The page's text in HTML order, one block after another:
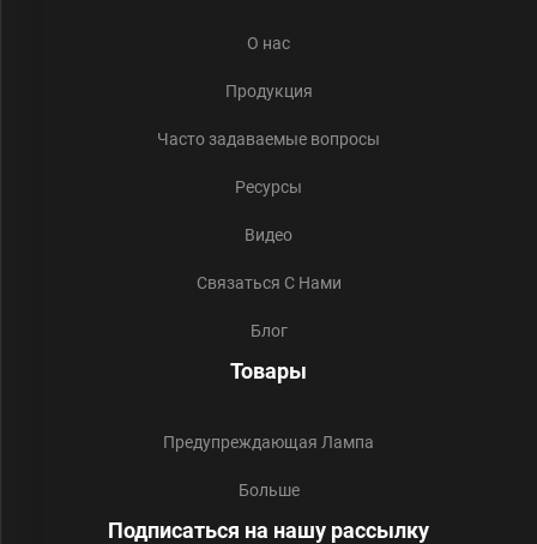
О нас
Продукция
Часто задаваемые вопросы
Ресурсы
Видео
Связаться С Нами
Блог
Товары
Предупреждающая Лампа
Больше
Подписаться на нашу рассылку